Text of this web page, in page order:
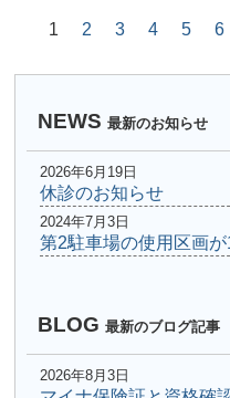
1 2 3 4 5 6
NEWS 最新のお知らせ
2026年6月19日
休診のお知らせ
2024年7月3日
第2駐車場の使用区画
BLOG 最新のブログ記事
2026年8月3日